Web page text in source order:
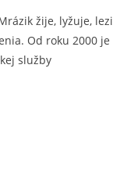
žije, lyžuje,
Od roku 2000 je
služby